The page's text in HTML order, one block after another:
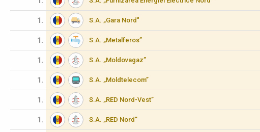
1. S.A. „Gara Nord"
1. S.A. „Metalferos”
1. S.A. „Moldovagaz”
1. S.A. „Moldtelecom”
1. S.A. „RED Nord-Vest”
1. S.A. „RED Nord”